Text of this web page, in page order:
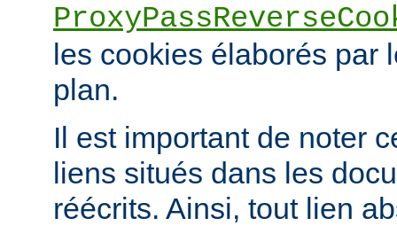
les cookies élaborés par
plan.
Il est important de noter
liens situés dans les
réécrits. Ainsi, tout lien